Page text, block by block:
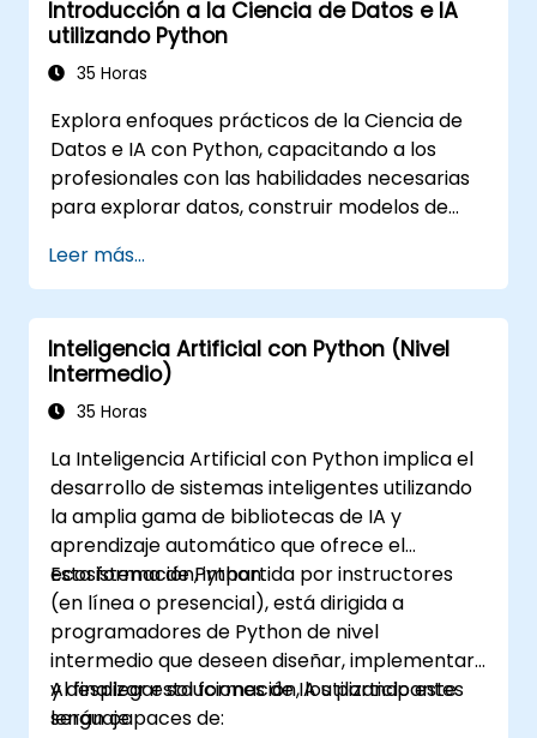
Introducción a la Ciencia de Datos e IA
utilizando Python
35 Horas
Explora enfoques prácticos de la Ciencia de
Datos e IA con Python, capacitando a los
profesionales con las habilidades necesarias
para explorar datos, construir modelos de
aplicaciones basadas en IA en entornos
empresariales. Aborda los flujos de trabajo
CRISP-DM, análisis estadístico, aprendizaje
supervisado y no supervisado, aprendizaje
profundo con Tensorflow, procesamiento del
lenguaje natural, big data con Spark y
para principiantes que buscan una
certificación en ciencia de datos con Python y
formación analítica orientada a la inserción
laboral.
Leer más...
Inteligencia Artificial con Python (Nivel
Intermedio)
35 Horas
La Inteligencia Artificial con Python implica el
desarrollo de sistemas inteligentes utilizando
la amplia gama de bibliotecas de IA y
aprendizaje automático que ofrece el
ecosistema de Python.
Esta formación, impartida por instructores
(en línea o presencial), está dirigida a
programadores de Python de nivel
intermedio que deseen diseñar, implementar
y desplegar soluciones de IA utilizando este
lenguaje.
Al finalizar esta formación, los participantes
serán capaces de: